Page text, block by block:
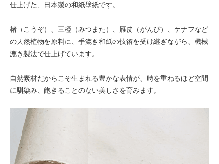
仕上げた、日本製の和紙壁紙です。
楮（こうぞ）、三椏（みつまた）、雁皮（がんぴ）、ケナフなど
の天然植物を原料に、手漉き和紙の技術を受け継ぎながら、機械
漉き製法で仕上げています。
自然素材だからこそ生まれる豊かな表情が、時を重ねるほど空間
に馴染み、飽きることのない美しさを育みます。